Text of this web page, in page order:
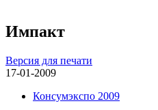
Импакт
Версия для печати
17-01-2009
Консумэкспо 2009